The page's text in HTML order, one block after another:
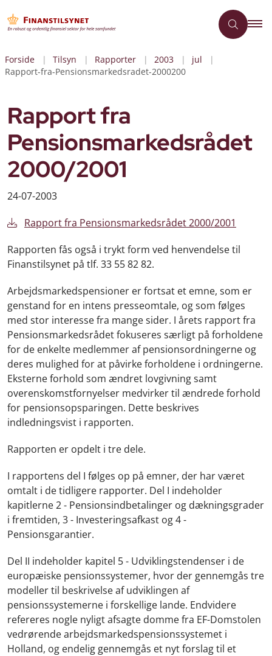
Forside Tilsyn Rapporter 2003
jul
Rapport-fra-Pensionsmarkedsradet-2000200
Rapport fra
Pensionsmarkedsrådet
2000/2001
24-07-2003
Rapport fra Pensionsmarkedsrådet 2000/2001
Rapporten fås også i trykt form ved henvendelse til
Finanstilsynet på tlf. 33 55 82 82.
Arbejdsmarkedspensioner er fortsat et emne, som er
genstand for en intens presseomtale, og som følges
med stor interesse fra mange sider. I årets rapport fra
Pensionsmarkedsrådet fokuseres særligt på forholdene
for de enkelte medlemmer af pensionsordningerne og
deres mulighed for at påvirke forholdene i ordningerne.
Eksterne forhold som ændret lovgivning samt
overenskomstfornyelser medvirker til ændrede forhold
for pensionsopsparingen. Dette beskrives
indledningsvist i rapporten.
Rapporten er opdelt i tre dele.
I rapportens del I følges op på emner, der har været
omtalt i de tidligere rapporter. Del I indeholder
kapitlerne 2 - Pensionsindbetalinger og dækningsgrader
i fremtiden, 3 - Investeringsafkast og 4 -
Pensionsgarantier.
Del II indeholder kapitel 5 - Udviklingstendenser i de
europæiske pensionssystemer, hvor der gennemgås tre
modeller til beskrivelse af udviklingen af
pensionssystemerne i forskellige lande. Endvidere
refereres nogle nyligt afsagte domme fra EF-Domstolen
vedrørende arbejdsmarkedspensionssystemet i
Holland, og endelig gennemgås et nyt forslag til et